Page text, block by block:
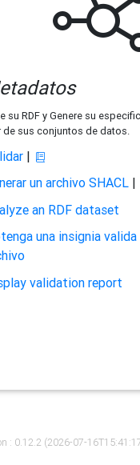
su RDF y Genere su
de sus conjuntos de datos.
|
un archivo SHACL|
an RDF dataset
una insignia valida
validation report
: 0.12.2 (2026-07-